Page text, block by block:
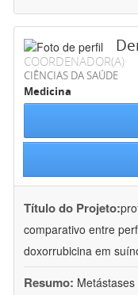
COORDENADOR(A)
CIÊNCIAS DA SAÚDE
Medicina
Título do Projeto:
comparativo entre
doxorrubicina em
Resumo: